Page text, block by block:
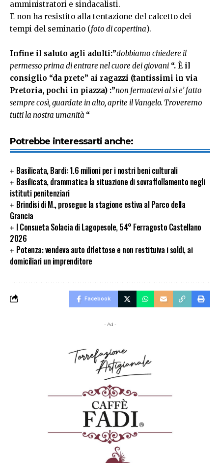
amministratori e sindacalisti.
E non ha resistito alla tentazione del calcetto dei
tempi del seminario (foto di copertina).
Infine il saluto agli adulti:”dobbiamo chiedere il
permesso prima di entrare nel cuore dei giovani “. È il
consiglio “da prete” ai ragazzi (tantissimi in via
Pretoria, pochi in piazza) :”non fermatevi al si e’ fatto
sempre così, guardate in alto, aprite il Vangelo. Troveremo
tutti la nostra umanità “
Potrebbe interessarti anche:
Basilicata, Bardi: 1.6 milioni per i nostri beni culturali
Basilicata, drammatica la situazione di sovraffollamento negli
istituti penitenziari
Brindisi di M., prosegue la stagione estiva al Parco della
Grancia
I Consueta Solacia di Lagopesole, 54° Ferragosto Castellano
2026
Potenza: vendeva auto difettose e non restituiva i soldi, ai
domiciliari un imprenditore
Facebook
- Ad -